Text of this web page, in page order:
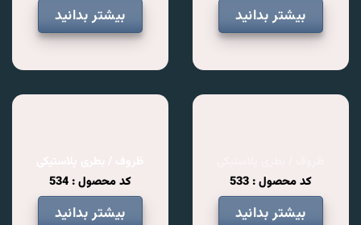
بیشتر بدانید بیشتر بدانید
کد محصول : 533
بیشتر بدانید
کد محصول : 534
بیشتر بدانید